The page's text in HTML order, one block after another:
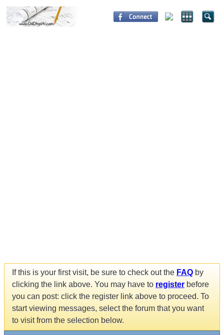
If this is your first visit, be sure to check out the FAQ by
clicking the link above. You may have to register before
you can post: click the register link above to proceed. To
start viewing messages, select the forum that you want
to visit from the selection below.